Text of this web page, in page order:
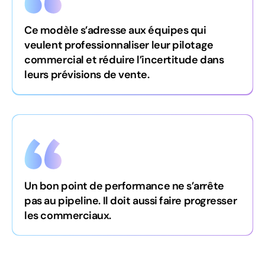
Ce modèle s’adresse aux équipes qui
veulent professionnaliser leur pilotage
commercial et réduire l’incertitude dans
leurs prévisions de vente.
Un bon point de performance ne s’arrête
pas au pipeline. Il doit aussi faire progresser
les commerciaux.